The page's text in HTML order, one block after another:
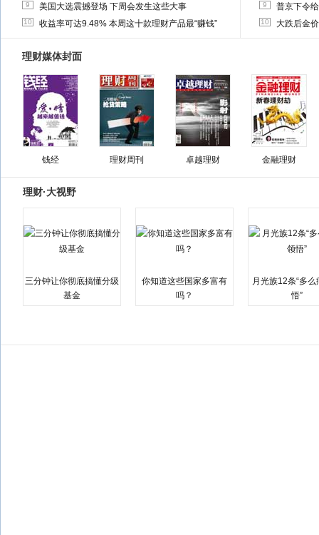
9 美国大选震撼登场 下周会发生这些大事
10 收益率可达9.48% 本周这十款理财产品最“赚钱”
9 普京下令
10 大跌后金
理财媒体封面
钱经 理财周刊 卓越理财 金融理财
理财·大视野
三分钟让你彻底搞懂分级
基金
你知道这些国家多富有
吗？
月光族12条“多么
悟”